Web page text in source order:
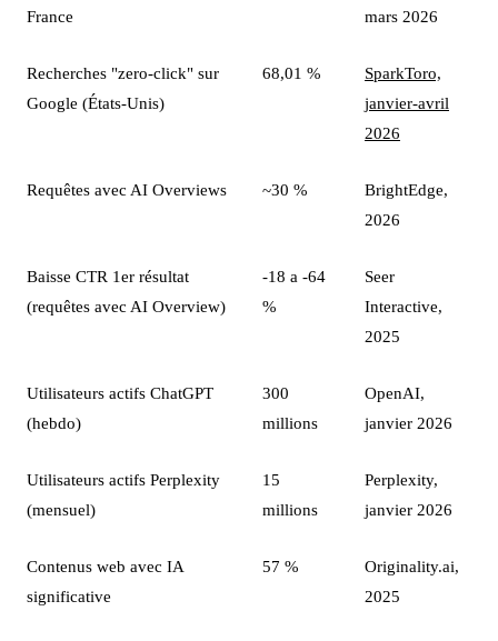
France
mars 2026
Recherches "zero-click" sur
Google (États-Unis)
68,01 %
SparkToro,
janvier-avril
2026
Requêtes avec AI Overviews ~30 %
BrightEdge,
2026
Baisse CTR 1er résultat
(requêtes avec AI Overview)
-18 a -64
%
Seer
Interactive,
2025
Utilisateurs actifs ChatGPT
(hebdo)
300
millions
OpenAI,
janvier 2026
Utilisateurs actifs Perplexity
(mensuel)
15
millions
Perplexity,
janvier 2026
Contenus web avec IA
significative
57 %
Originality.ai,
2025